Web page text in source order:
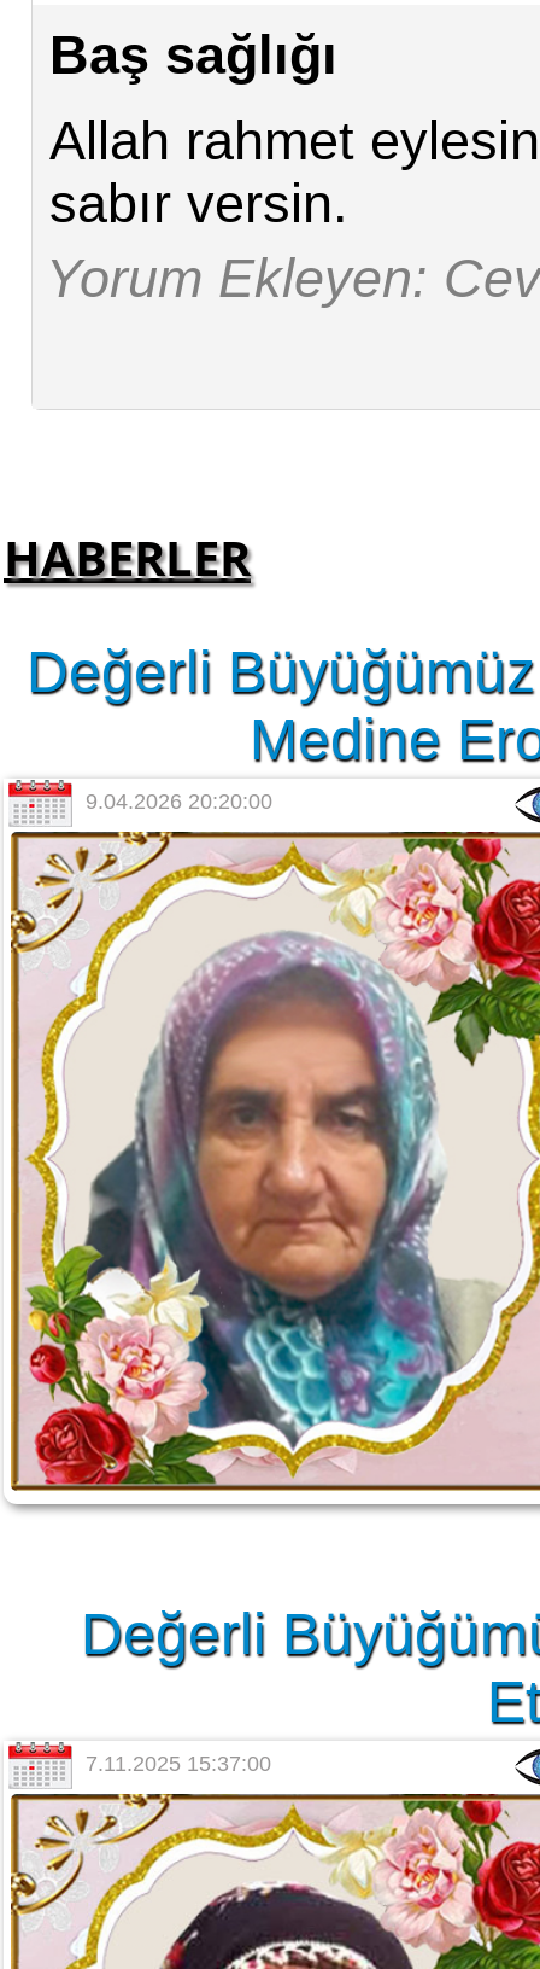
Baş sağlığı
Allah rahmet
sabır versin.
Yorum Ekleyen:
HABERLER
Değerli
Medine
9.04.2026 20:20:00
Değerli
7.11.2025 15:37:00